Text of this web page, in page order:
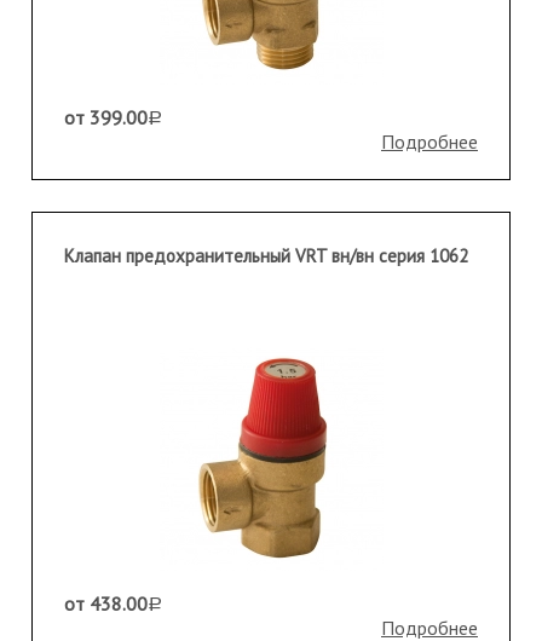
от 399.00a
Подробнее
Клапан предохранительный VRT вн/вн серия 1062
от 438.00a
Подробнее